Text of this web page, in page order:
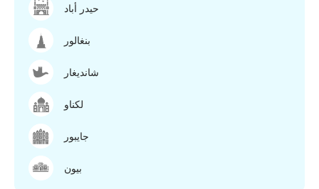
حيدر أباد
بنغالور
شانديغار
لكناو
جايبور
بيون